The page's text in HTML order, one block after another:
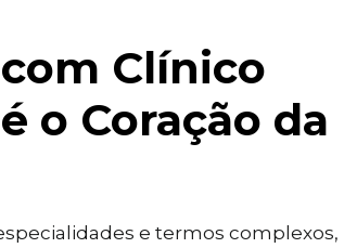
Clínico
o Coração da
e termos complexos,